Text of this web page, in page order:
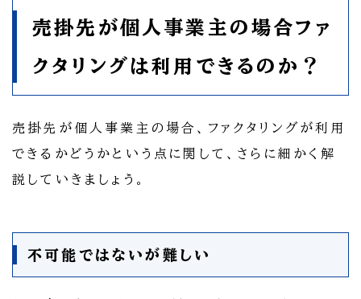
売掛先が個人事業主の場合ファ
クタリングは利用できるのか？
売掛先が個人事業主の場合、ファクタリングが利用
できるかどうかという点に関して、さらに細かく解
説していきましょう。
不可能ではないが難しい